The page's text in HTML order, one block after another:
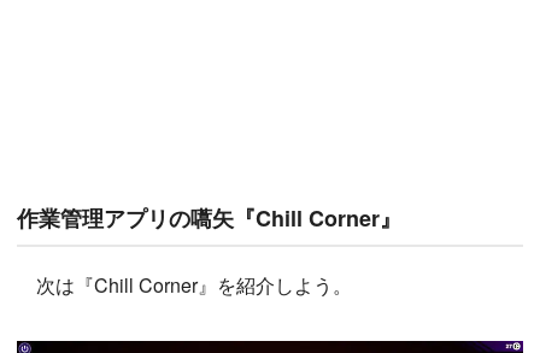
作業管理アプリの嚆矢『Chill Corner』
次は『Chill Corner』を紹介しよう。